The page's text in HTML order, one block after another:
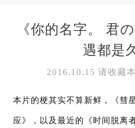
《你的名字。 君
遇都是
2016.10.15 请收藏
本片的梗其实不算新鲜，《彗
应》，以及最近的《时间脱离